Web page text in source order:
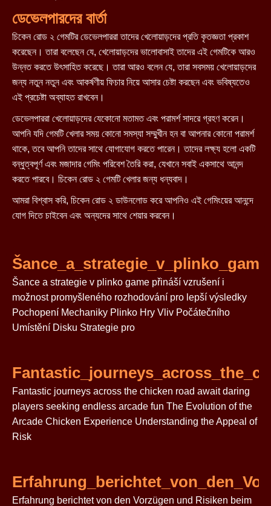
ডেভেলপারদের বার্তা
চিকেন রোড ২ গেমটির ডেভেলপাররা তাদের খেলোয়াড়দের প্রতি কৃতজ্ঞতা প্রকাশ
করেছেন। তারা বলেছেন যে, খেলোয়াড়দের ভালোবাসাই তাদের এই গেমটিকে আরও
উন্নত করতে উৎসাহিত করেছে। তারা আরও বলেন যে, তারা সবসময় খেলোয়াড়দের
জন্য নতুন নতুন এবং আকর্ষণীয় ফিচার নিয়ে আসার চেষ্টা করছেন এবং ভবিষ্যতেও
এই প্রচেষ্টা অব্যাহত রাখবেন।
ডেভেলপাররা খেলোয়াড়দের যেকোনো মতামত এবং পরামর্শ সাদরে গ্রহণ করেন।
আপনি যদি গেমটি খেলার সময় কোনো সমস্যা সম্মুখীন হন বা আপনার কোনো পরামর্শ
থাকে, তবে আপনি তাদের সাথে যোগাযোগ করতে পারেন। তাদের লক্ষ্য হলো একটি
বন্ধুত্বপূর্ণ এবং মজাদার গেমিং পরিবেশ তৈরি করা, যেখানে সবাই একসাথে আনন্দ
করতে পারবে। চিকেন রোড ২ গেমটি খেলার জন্য ধন্যবাদ।
আমরা বিশ্বাস করি, চিকেন রোড ২ ডাউনলোড করে আপনিও এই গেমিংয়ের আনন্দে
যোগ দিতে চাইবেন এবং অন্যদের সাথে শেয়ার করবেন।
Šance a strategie v plinko game přináší vzrušení i
možnost promyšleného rozhodování pro lepší výsledky
Pochopení Mechaniky Plinko Hry Vliv Počátečního
Umístění Disku Strategie pro
Fantastic journeys across the chicken road await daring
players seeking endless arcade fun The Evolution of the
Arcade Chicken Experience Understanding the Appeal of
Risk
Erfahrung berichtet von den Vorzügen und Risiken beim